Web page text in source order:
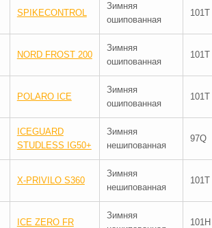
SPIKECONTROL
Зимняя
ошипованная
101T
NORD FROST 200
Зимняя
ошипованная
101T
POLARO ICE
Зимняя
ошипованная
101T
ICEGUARD
STUDLESS IG50+
Зимняя
нешипованная
97Q
X-PRIVILO S360
Зимняя
нешипованная
101T
ICE ZERO FR
Зимняя
101H